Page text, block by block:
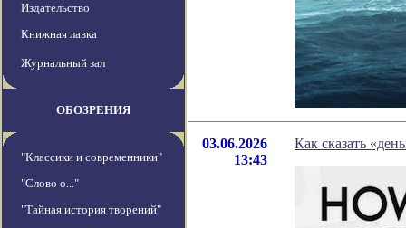
Издательство
Книжная лавка
Журнальный зал
ОБОЗРЕНИЯ
"Классики и современники"
"Слово о..."
"Тайная история творений"
03.06.2026
13:43
Как сказать